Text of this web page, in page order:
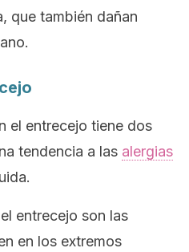
que también dañan
el entrecejo tiene dos
tendencia a las alergias
entrecejo son las
en los extremos